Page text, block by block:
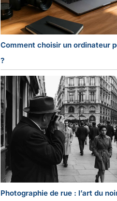
Comment choisir un ordinateur
?
Photographie de rue : l’art du